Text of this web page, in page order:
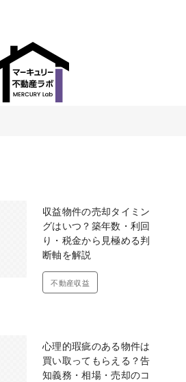
収益物件の売却タイミン
グはいつ？築年数・利回
り・税金から見極める判
断軸を解説
不動産収益
心理的瑕疵のある物件は
買い取ってもらえる？告
知義務・相場・売却のコ